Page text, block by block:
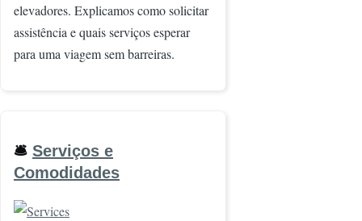
elevadores. Explicamos como solicitar
assistência e quais serviços esperar
para uma viagem sem barreiras.
🛎️ Serviços e
Comodidades
Imagem